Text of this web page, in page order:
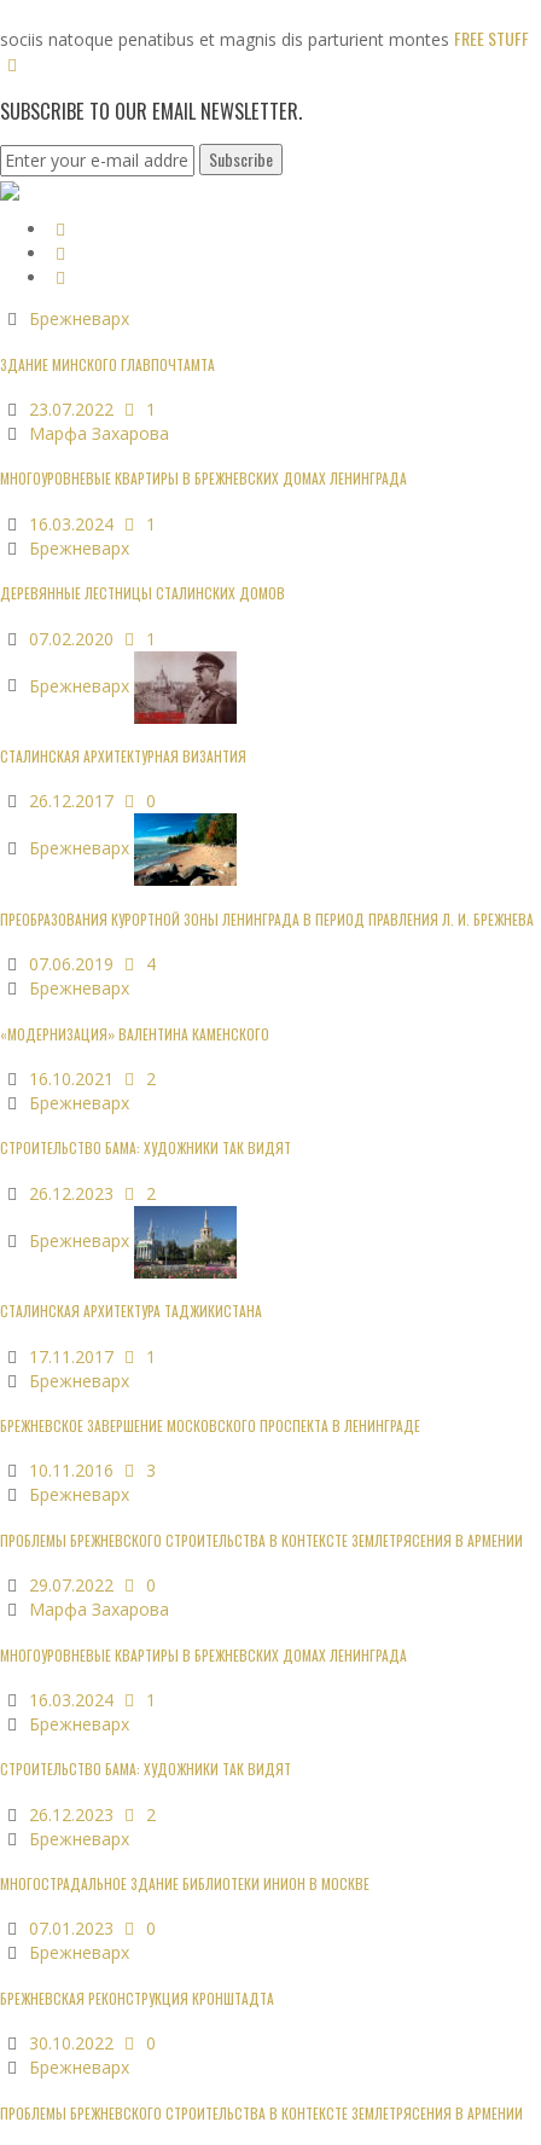
sociis natoque penatibus et magnis dis parturient montes FREE STUFF
SUBSCRIBE TO OUR EMAIL NEWSLETTER.
Брежневарх
ЗДАНИЕ МИНСКОГО ГЛАВПОЧТАМТА
23.07.2022
1
Марфа Захарова
МНОГОУРОВНЕВЫЕ КВАРТИРЫ В БРЕЖНЕВСКИХ ДОМАХ ЛЕНИНГРАДА
16.03.2024
1
Брежневарх
ДЕРЕВЯННЫЕ ЛЕСТНИЦЫ СТАЛИНСКИХ ДОМОВ
07.02.2020 1
Брежневарх
СТАЛИНСКАЯ АРХИТЕКТУРНАЯ ВИЗАНТИЯ
26.12.2017 0
Брежневарх
ПРЕОБРАЗОВАНИЯ КУРОРТНОЙ ЗОНЫ ЛЕНИНГРАДА В ПЕРИОД ПРАВЛЕНИЯ Л. И. БРЕЖНЕВА
07.06.2019
4
Брежневарх
«МОДЕРНИЗАЦИЯ» ВАЛЕНТИНА КАМЕНСКОГО
16.10.2021
2
Брежневарх
СТРОИТЕЛЬСТВО БАМА: ХУДОЖНИКИ ТАК ВИДЯТ
26.12.2023 2
Брежневарх
СТАЛИНСКАЯ АРХИТЕКТУРА ТАДЖИКИСТАНА
17.11.2017
1
Брежневарх
БРЕЖНЕВСКОЕ ЗАВЕРШЕНИЕ МОСКОВСКОГО ПРОСПЕКТА В ЛЕНИНГРАДЕ
10.11.2016
3
Брежневарх
ПРОБЛЕМЫ БРЕЖНЕВСКОГО СТРОИТЕЛЬСТВА В КОНТЕКСТЕ ЗЕМЛЕТРЯСЕНИЯ В АРМЕНИИ
29.07.2022
0
Марфа Захарова
МНОГОУРОВНЕВЫЕ КВАРТИРЫ В БРЕЖНЕВСКИХ ДОМАХ ЛЕНИНГРАДА
16.03.2024
1
Брежневарх
СТРОИТЕЛЬСТВО БАМА: ХУДОЖНИКИ ТАК ВИДЯТ
26.12.2023
2
Брежневарх
МНОГОСТРАДАЛЬНОЕ ЗДАНИЕ БИБЛИОТЕКИ ИНИОН В МОСКВЕ
07.01.2023
0
Брежневарх
БРЕЖНЕВСКАЯ РЕКОНСТРУКЦИЯ КРОНШТАДТА
30.10.2022
0
Брежневарх
ПРОБЛЕМЫ БРЕЖНЕВСКОГО СТРОИТЕЛЬСТВА В КОНТЕКСТЕ ЗЕМЛЕТРЯСЕНИЯ В АРМЕНИИ